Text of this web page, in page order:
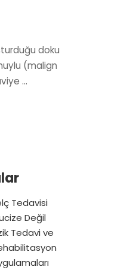
doku
(malign
...
Tedavisi
Değil
Tedavi ve